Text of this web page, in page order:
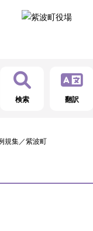
検索 翻訳
規集／紫波町